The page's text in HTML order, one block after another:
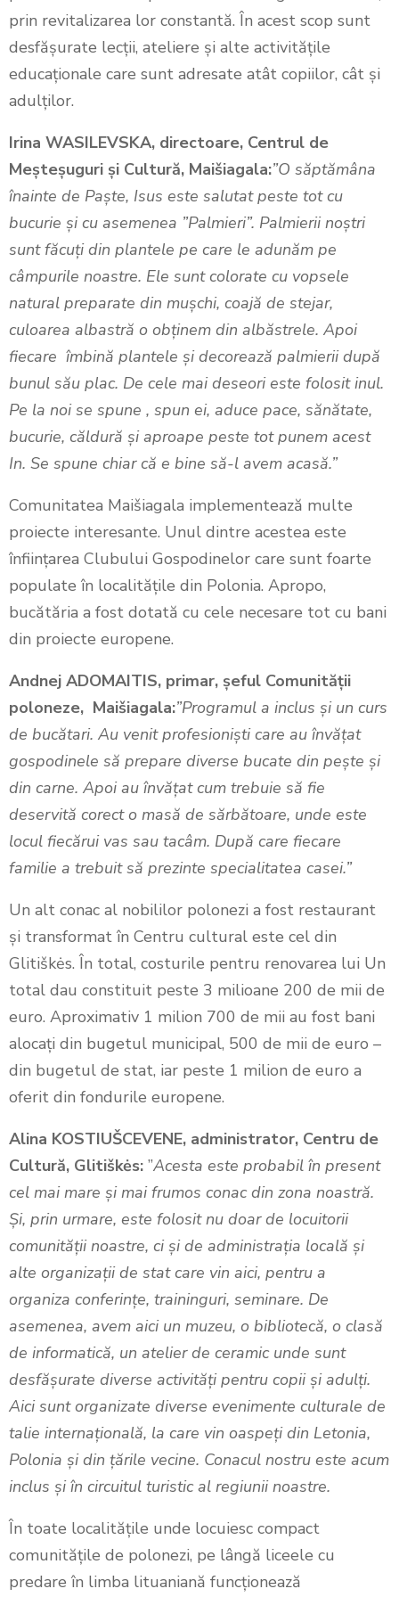
prin revitalizarea lor constantă. În acest scop sunt
desfășurate lecții, ateliere și alte activitățile
educaționale care sunt adresate atât copiilor, cât și
adulților.
Irina WASILEVSKA, directoare, Centrul de
Meșteșuguri și Cultură, Maišiagala:”O săptămâna
înainte de Paște, Isus este salutat peste tot cu
bucurie și cu asemenea ”Palmieri”. Palmierii noștri
sunt făcuți din plantele pe care le adunăm pe
câmpurile noastre. Ele sunt colorate cu vopsele
natural preparate din mușchi, coajă de stejar,
culoarea albastră o obținem din albăstrele. Apoi
fiecare îmbină plantele și decorează palmierii după
bunul său plac. De cele mai deseori este folosit inul.
Pe la noi se spune , spun ei, aduce pace, sănătate,
bucurie, căldură și aproape peste tot punem acest
In. Se spune chiar că e bine să-l avem acasă.”
Comunitatea Maišiagala implementează multe
proiecte interesante. Unul dintre acestea este
înființarea Clubului Gospodinelor care sunt foarte
populate în localitățile din Polonia. Apropo,
bucătăria a fost dotată cu cele necesare tot cu bani
din proiecte europene.
Andnej ADOMAITIS, primar, șeful Comunității
poloneze, Maišiagala:”Programul a inclus și un curs
de bucătari. Au venit profesioniști care au învățat
gospodinele să prepare diverse bucate din pește și
din carne. Apoi au învățat cum trebuie să fie
deservită corect o masă de sărbătoare, unde este
locul fiecărui vas sau tacâm. După care fiecare
familie a trebuit să prezinte specialitatea casei.”
Un alt conac al nobililor polonezi a fost restaurant
și transformat în Centru cultural este cel din
Glitiškės. În total, costurile pentru renovarea lui Un
total dau constituit peste 3 milioane 200 de mii de
euro. Aproximativ 1 milion 700 de mii au fost bani
alocați din bugetul municipal, 500 de mii de euro –
din bugetul de stat, iar peste 1 milion de euro a
oferit din fondurile europene.
Alina KOSTIUŠCEVENE, administrator, Centru de
Cultură, Glitiškės: ”Acesta este probabil în present
cel mai mare și mai frumos conac din zona noastră.
Și, prin urmare, este folosit nu doar de locuitorii
comunității noastre, ci și de administrația locală și
alte organizații de stat care vin aici, pentru a
organiza conferințe, traininguri, seminare. De
asemenea, avem aici un muzeu, o bibliotecă, o clasă
de informatică, un atelier de ceramic unde sunt
desfășurate diverse activități pentru copii și adulți.
Aici sunt organizate diverse evenimente culturale de
talie internațională, la care vin oaspeți din Letonia,
Polonia și din țările vecine. Conacul nostru este acum
inclus și în circuitul turistic al regiunii noastre.
În toate localitățile unde locuiesc compact
comunitățile de polonezi, pe lângă liceele cu
predare în limba lituaniană funcționează